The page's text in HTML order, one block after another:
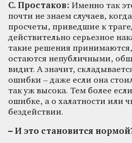
С. Простаков: Именно так
почти не знаем случаев,
просчеты, приведшие к
действительно серьезное
такие решения
остаются непубличными,
видит. А значит,
ошибки – даже если она
так уж высока. Тем более
ошибке, а о халатности или
бездействии.
– И это становится